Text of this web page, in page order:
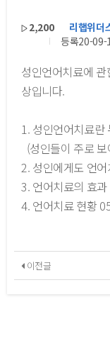
2,200
리햅위더
등록20-09-
성인언어치료에
상입니다.
1. 성인언어치료란
(성인들이 주로
2. 성인에게도 언
3. 언어치료의 효
4. 언어치료 현황
이전글